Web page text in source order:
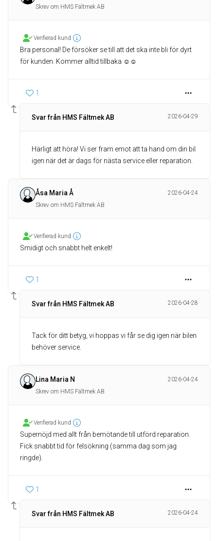
Skrev om HMS Fältmek AB
Verifierad kund
Bra personal! De försöker se till att det ska inte bli för dyrt
för kunden. Kommer alltid tillbaka ☺️☺️
1
Svar från HMS Fältmek AB 2026-04-29
Härligt att höra! Vi ser fram emot att ta hand om din bil
igen när det är dags för nästa service eller reparation.
Åsa Maria Å
2026-04-24
Skrev om HMS Fältmek AB
Verifierad kund
Smidigt och snabbt helt enkelt!
1
Svar från HMS Fältmek AB 2026-04-28
Tack för ditt betyg, vi hoppas vi får se dig igen när bilen
behöver service.
Lina Maria N
2026-04-24
Skrev om HMS Fältmek AB
Verifierad kund
Supernöjd med allt från bemötande till utförd reparation.
Fick snabbt tid för felsökning (samma dag som jag
ringde).
1
Svar från HMS Fältmek AB 2026-04-24